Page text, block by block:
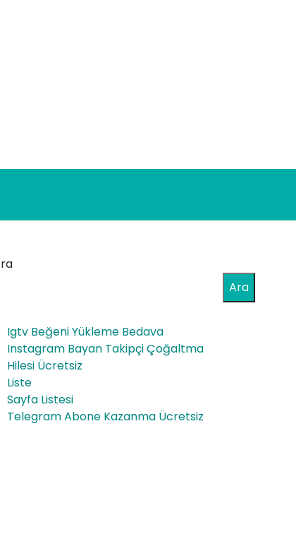
Ara
Igtv Beğeni Yükleme Bedava
Instagram Bayan Takipçi Çoğaltma
Hilesi Ücretsiz
Liste
Sayfa Listesi
Telegram Abone Kazanma Ücretsiz